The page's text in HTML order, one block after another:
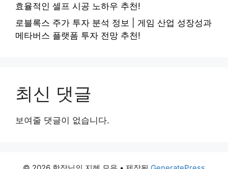
효율적인 셀프 시공 노하우 추천!
로블록스 주가 투자 분석 정보 | 게임 산업 성장성과
메타버스 플랫폼 투자 전망 추천!
최신 댓글
보여줄 댓글이 없습니다.